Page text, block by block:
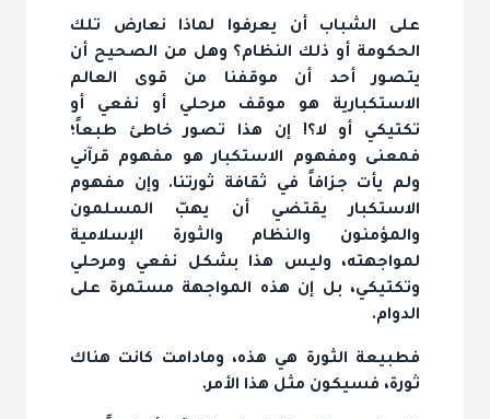
على الشباب أن يعرفوا لماذا نعارض تلك
الحكومة أو ذلك النظام؟ وهل من الصحيح أن
يتصور أحد أن موقفنا من قوى العالم
الاستكبارية هو موقف مرحلي أو نفعي أو
تكتيكي أو لا؟! إن هذا تصور خاطئ طبعاً؛
فمعنى ومفهوم الاستكبار هو مفهوم قرآني
ولم يأت جزافاً في ثقافة ثورتنا. وإن مفهوم
الاستكبار يقتضي أن يهبّ المسلمون
والمؤمنون والنظام والثورة الإسلامية
لمواجهته، وليس هذا بشكل نفعي ومرحلي
وتكتيكي، بل إن هذه المواجهة مستمرة على
الدوام.
فطبيعة الثورة هي هذه، ومادامت كانت هناك
ثورة، فسيكون مثل هذا الأمر.